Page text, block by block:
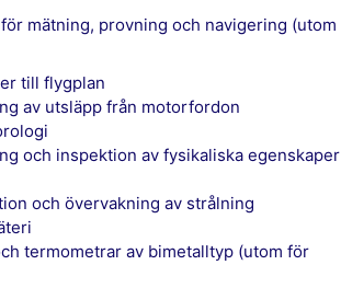
mätning, provning och navigering (utom
till flygplan
av utsläpp från motorfordon
och inspektion av fysikaliska egenskaper
och övervakning av strålning